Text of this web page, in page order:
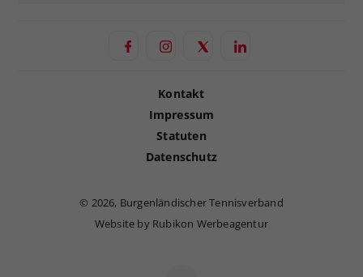
Kontakt
Impressum
Statuten
Datenschutz
© 2026, Burgenländischer Tennisverband
Website by Rubikon Werbeagentur